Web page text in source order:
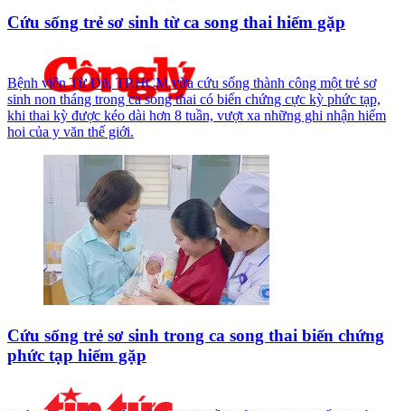
Cứu sống trẻ sơ sinh từ ca song thai hiếm gặp
Bệnh viện Từ Dũ, TP.HCM vừa cứu sống thành công một trẻ sơ
sinh non tháng trong ca song thai có biến chứng cực kỳ phức tạp,
khi thai kỳ được kéo dài hơn 8 tuần, vượt xa những ghi nhận hiếm
hoi của y văn thế giới.
Cứu sống trẻ sơ sinh trong ca song thai biến chứng
phức tạp hiếm gặp